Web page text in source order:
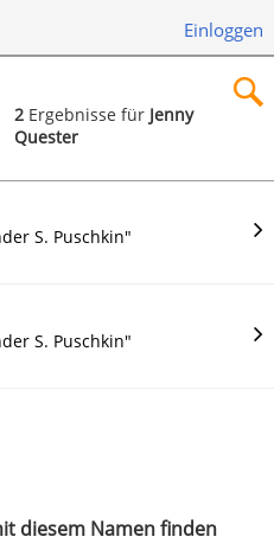
Einloggen
2 Ergebnisse für Jenny
Quester
diesem Namen finden
S. Puschkin"
S. Puschkin"